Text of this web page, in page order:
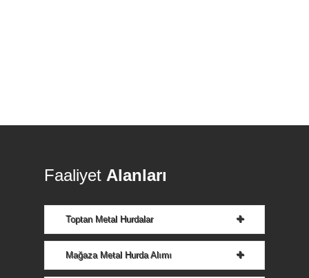
Faaliyet Alanları
Toptan Metal Hurdalar
Mağaza Metal Hurda Alımı